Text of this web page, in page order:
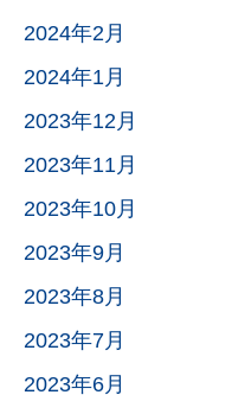
2024年2月
2024年1月
2023年12月
2023年11月
2023年10月
2023年9月
2023年8月
2023年7月
2023年6月